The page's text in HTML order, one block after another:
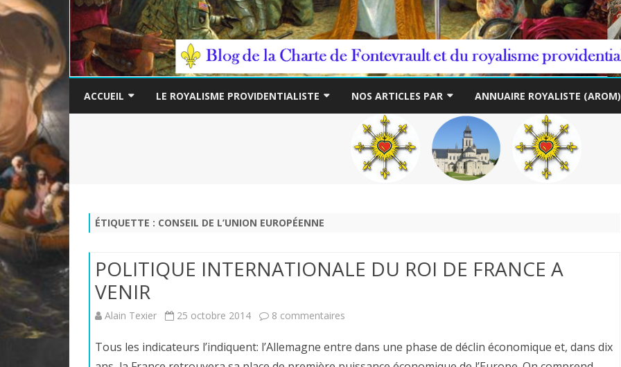
to
ACCUEIL LE ROYALISME PROVIDENTIALISTE NOS ARTICLES PAR
THÉME
AUTEUR
ANNUAIRE ROYALISTE (AROM)
ÉTIQUETTE : CONSEIL DE L’UNION EUROPÉENNE
POLITIQUE INTERNATIONALE DU ROI DE FRANCE A
VENIR
Alain Texier 25 octobre 2014 8 commentaires
INTERNATIONALE
Tous les indicateurs l’indiquent: l’Allemagne entre dans une phase de déclin économique et, dans dix